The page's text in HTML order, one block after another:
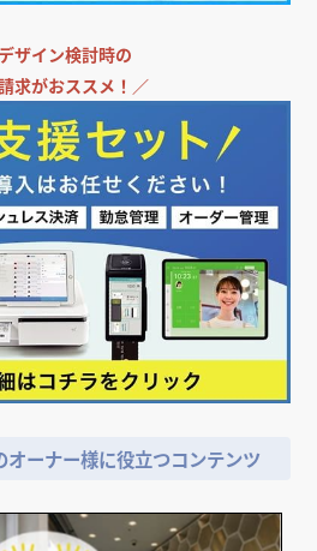
ザイン検討時の
求がおススメ！／
オーナー様に役立つコンテンツ